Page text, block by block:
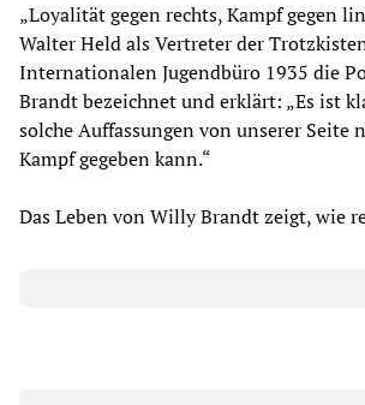
„Loyalität gegen rechts, Kampf gegen
Walter Held als Vertreter der
Internationalen Jugendbüro 1935 die
Brandt bezeichnet und erklärt: „Es ist
solche Auffassungen von unserer Seite
Kampf gegeben kann.“
Das Leben von Willy Brandt zeigt, wie